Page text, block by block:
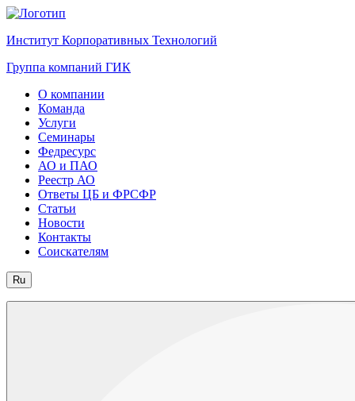
Институт Корпоративных Технологий
Группа компаний ГИК
О компании
Команда
Услуги
Семинары
Федресурс
АО и ПАО
Реестр АО
Ответы ЦБ и ФРСФР
Статьи
Новости
Контакты
Соискателям
Ru